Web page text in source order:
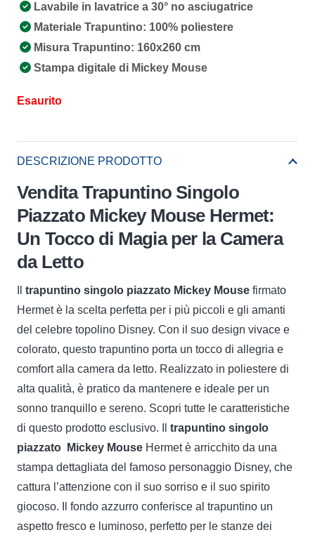
Lavabile in lavatrice a 30° no asciugatrice
Materiale Trapuntino: 100% poliestere
Misura Trapuntino: 160x260 cm
Stampa digitale di Mickey Mouse
Esaurito
DESCRIZIONE PRODOTTO
Vendita Trapuntino Singolo
Piazzato Mickey Mouse Hermet:
Un Tocco di Magia per la Camera
da Letto
trapuntino singolo piazzato Mickey Mouse firmato
Hermet è la scelta perfetta per i più piccoli e gli amanti
del celebre topolino Disney. Con il suo design vivace e
colorato, questo trapuntino porta un tocco di allegria e
comfort alla camera da letto. Realizzato in poliestere di
alta qualità, è pratico da mantenere e ideale per un
sonno tranquillo e sereno. Scopri tutte le caratteristiche
di questo prodotto esclusivo. Il trapuntino singolo
piazzato Mickey Mouse Hermet è arricchito da una
stampa dettagliata del famoso personaggio Disney, che
cattura l’attenzione con il suo sorriso e il suo spirito
giocoso. Il fondo azzurro conferisce al trapuntino un
aspetto fresco e luminoso, perfetto per le stanze dei